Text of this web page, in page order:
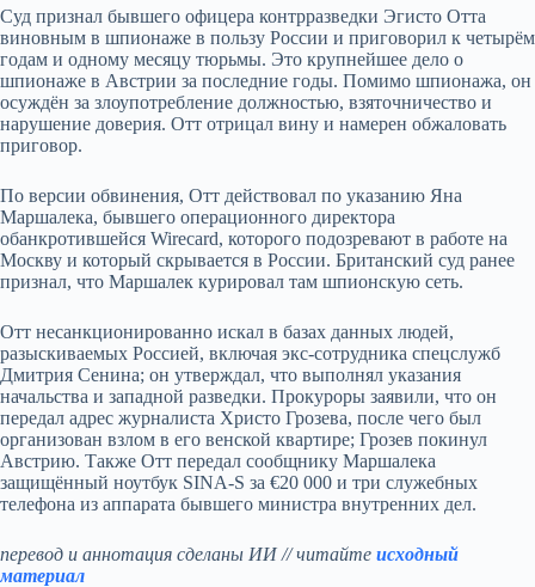
Суд признал бывшего офицера контрразведки Эгисто Отта
виновным в шпионаже в пользу России и приговорил к четырём
годам и одному месяцу тюрьмы. Это крупнейшее дело о
шпионаже в Австрии за последние годы. Помимо шпионажа, он
осуждён за злоупотребление должностью, взяточничество и
нарушение доверия. Отт отрицал вину и намерен обжаловать
приговор.
По версии обвинения, Отт действовал по указанию Яна
Маршалека, бывшего операционного директора
обанкротившейся Wirecard, которого подозревают в работе на
Москву и который скрывается в России. Британский суд ранее
признал, что Маршалек курировал там шпионскую сеть.
Отт несанкционированно искал в базах данных людей,
разыскиваемых Россией, включая экс-сотрудника спецслужб
Дмитрия Сенина; он утверждал, что выполнял указания
начальства и западной разведки. Прокуроры заявили, что он
передал адрес журналиста Христо Грозева, после чего был
организован взлом в его венской квартире; Грозев покинул
Австрию. Также Отт передал сообщнику Маршалека
защищённый ноутбук SINA‑S за €20 000 и три служебных
телефона из аппарата бывшего министра внутренних дел.
перевод и аннотация сделаны ИИ // читайте исходный
материал